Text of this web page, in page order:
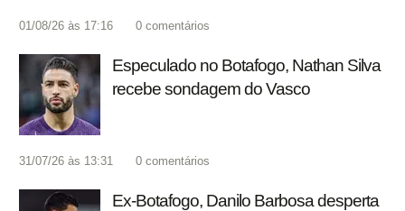
01/08/26 às 17:16 0 comentários
Especulado no Botafogo, Nathan Silva
recebe sondagem do Vasco
31/07/26 às 13:31 0 comentários
Ex-Botafogo, Danilo Barbosa desperta